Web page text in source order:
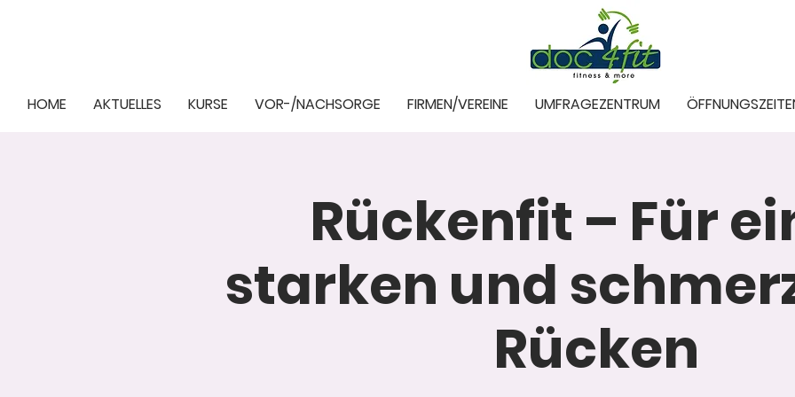
HOME AKTUELLES KURSE VOR-/NACHSORGE FIRMEN/VEREINE UMFRAGEZENTRUM
Rückenfit – Für
starken und
Rücken